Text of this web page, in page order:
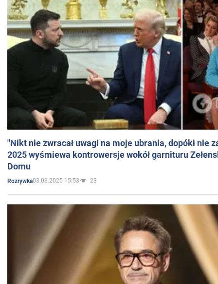
"Nikt nie zwracał uwagi na moje ubrania, dopóki nie
2025 wyśmiewa kontrowersje wokół garnituru
Domu
Rozrywka03.03.2025 15:53 23